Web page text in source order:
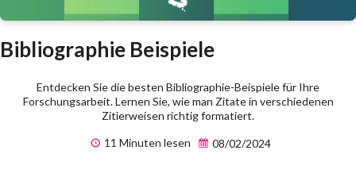
Bibliographie Beispiele
Entdecken Sie die besten Bibliographie-Beispiele für Ihre
Forschungsarbeit. Lernen Sie, wie man Zitate in verschiedenen
Zitierweisen richtig formatiert.
11 Minuten lesen
08/02/2024